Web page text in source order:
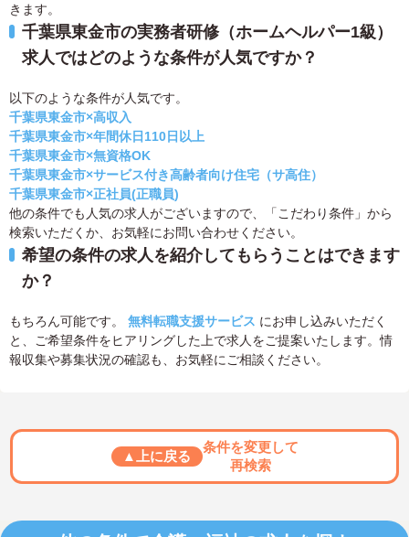
きます。
千葉県東金市の実務者研修（ホームヘルパー1級）
求人ではどのような条件が人気ですか？
以下のような条件が人気です。
千葉県東金市×高収入
千葉県東金市×年間休日110日以上
千葉県東金市×無資格OK
千葉県東金市×サービス付き高齢者向け住宅（サ高住）
千葉県東金市×正社員(正職員)
他の条件でも人気の求人がございますので、「こだわり条件」から
検索いただくか、お気軽にお問い合わせください。
希望の条件の求人を紹介してもらうことはできます
か？
もちろん可能です。 無料転職支援サービス にお申し込みいただく
と、ご希望条件をヒアリングした上で求人をご提案いたします。情
報収集や募集状況の確認も、お気軽にご相談ください。
▲上に戻る
条件を変更して
再検索